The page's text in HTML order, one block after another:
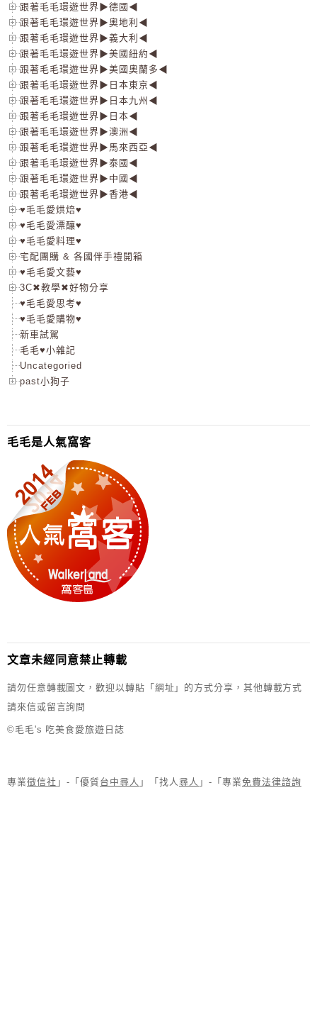
跟著毛毛環遊世界▶德國◀
跟著毛毛環遊世界▶奧地利◀
跟著毛毛環遊世界▶義大利◀
跟著毛毛環遊世界▶美國紐約◀
跟著毛毛環遊世界▶美國奧蘭多◀
跟著毛毛環遊世界▶日本東京◀
跟著毛毛環遊世界▶日本九州◀
跟著毛毛環遊世界▶日本◀
跟著毛毛環遊世界▶澳洲◀
跟著毛毛環遊世界▶馬來西亞◀
跟著毛毛環遊世界▶泰國◀
跟著毛毛環遊世界▶中國◀
跟著毛毛環遊世界▶香港◀
♥毛毛愛烘焙♥
♥毛毛愛漂釀♥
♥毛毛愛料理♥
宅配團購 & 各國伴手禮開箱
♥毛毛愛文藝♥
3C✖教學✖好物分享
♥毛毛愛思考♥
♥毛毛愛購物♥
新車試駕
毛毛♥小雜記
Uncategoried
past小狗子
毛毛是人氣窩客
文章未經同意禁止轉載
請勿任意轉載圖文，歡迎以轉貼「網址」的方式分享，其他轉載方式
請來信或留言詢問
©毛毛's 吃美食愛旅遊日誌
專業徵信社 」-「優質台中尋人 」「找人 尋人 」-「專業免費法律諮詢